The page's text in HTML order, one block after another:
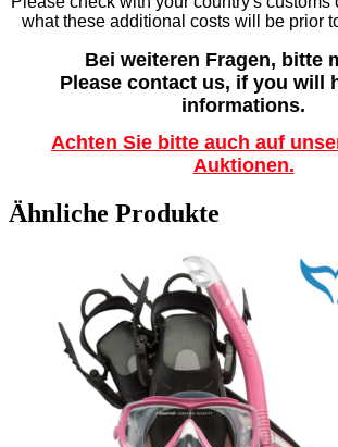
what these additional costs will be prior
Bei weiteren Fragen, bitte
Please contact us, if you will
informations.
Achten Sie bitte auch auf
Auktionen.
Ähnliche Produkte